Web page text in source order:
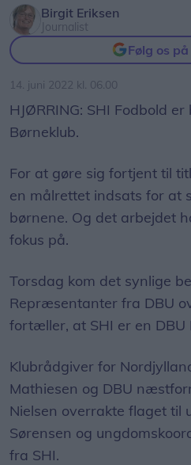
Birgit Eriksen
Journalist
Følg os
14. juni 2022 kl. 06.00
HJØRRING: SHI Fodbold
Børneklub.
For at gøre sig fortjent til
en målrettet indsats for at
børnene. Og det arbejdet
fokus på.
Torsdag kom det synlige
Repræsentanter fra DBU
fortæller, at SHI er en DBU
Klubrådgiver for
Mathiesen og DBU
Nielsen overrakte flaget
Sørensen og
fra SHI.